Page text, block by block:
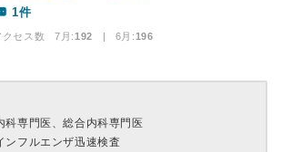
1件
クセス数 7月:192 | 6月:196
科専門医、総合内科専門医
ンフルエンザ迅速検査